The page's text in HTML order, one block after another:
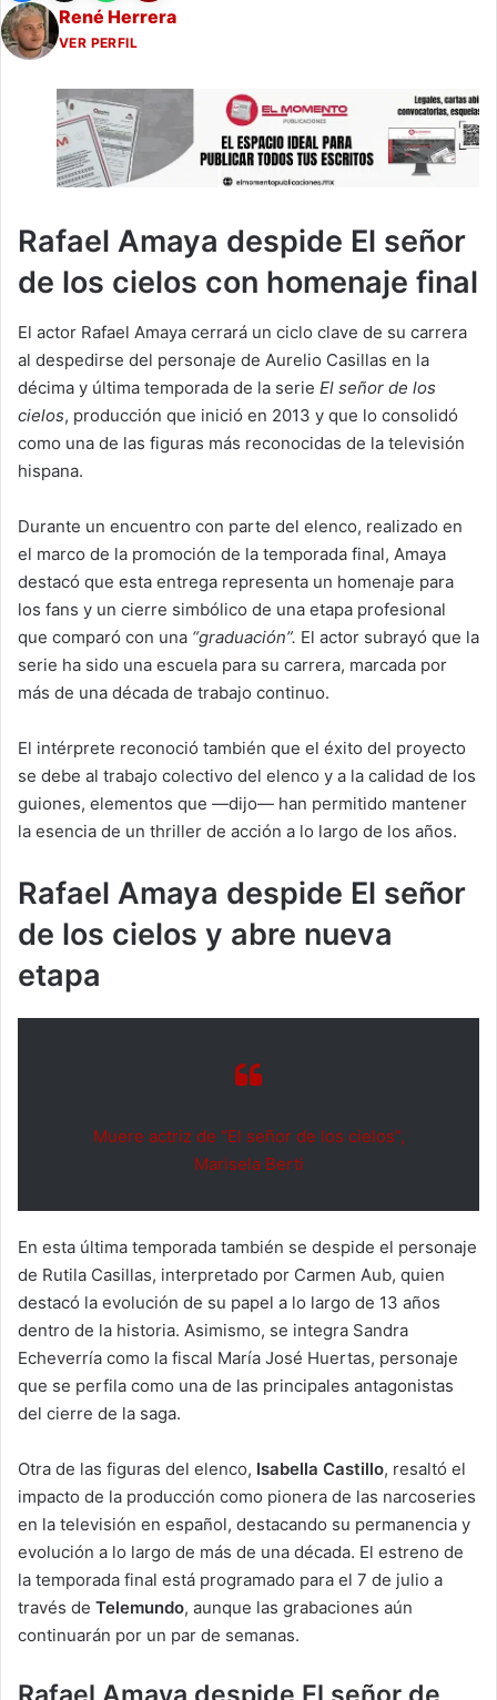
René Herrera
VER PERFIL
Rafael Amaya despide El señor
de los cielos con homenaje final
El actor Rafael Amaya cerrará un ciclo clave de su carrera
al despedirse del personaje de Aurelio Casillas en la
décima y última temporada de la serie El señor de los
cielos, producción que inició en 2013 y que lo consolidó
como una de las figuras más reconocidas de la televisión
hispana.
Durante un encuentro con parte del elenco, realizado en
el marco de la promoción de la temporada final, Amaya
destacó que esta entrega representa un homenaje para
los fans y un cierre simbólico de una etapa profesional
que comparó con una “graduación”. El actor subrayó que la
serie ha sido una escuela para su carrera, marcada por
más de una década de trabajo continuo.
El intérprete reconoció también que el éxito del proyecto
se debe al trabajo colectivo del elenco y a la calidad de los
guiones, elementos que —dijo— han permitido mantener
la esencia de un thriller de acción a lo largo de los años.
Rafael Amaya despide El señor
de los cielos y abre nueva
etapa
Muere actriz de “El señor de los cielos”,
Marisela Berti
En esta última temporada también se despide el personaje
de Rutila Casillas, interpretado por Carmen Aub, quien
destacó la evolución de su papel a lo largo de 13 años
dentro de la historia. Asimismo, se integra Sandra
Echeverría como la fiscal María José Huertas, personaje
que se perfila como una de las principales antagonistas
del cierre de la saga.
Otra de las figuras del elenco, Isabella Castillo, resaltó el
impacto de la producción como pionera de las narcoseries
en la televisión en español, destacando su permanencia y
evolución a lo largo de más de una década. El estreno de
la temporada final está programado para el 7 de julio a
través de Telemundo, aunque las grabaciones aún
continuarán por un par de semanas.